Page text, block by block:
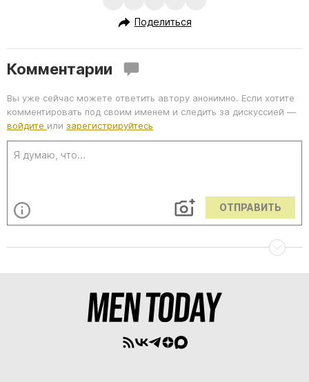
Поделиться
Комментарии
Вы уже сейчас можете ответить автору анонимно. Если хотите
комментировать под своим именем и следить за дискуссией —
войдите или зарегистрируйтесь
ОТПРАВИТЬ